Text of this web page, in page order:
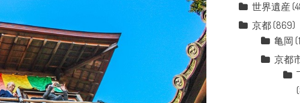
世界遺産
京都 (869)
亀岡
京都